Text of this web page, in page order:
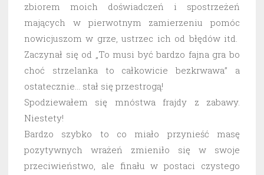
zbiorem moich doświadczeń i spostrzeżeń
mających w pierwotnym zamierzeniu pomóc
nowicjuszom w grze, ustrzec ich od błędów itd.
Zaczynał się od „To musi być bardzo fajna gra bo
choć strzelanka to całkowicie bezkrwawa” a
ostatecznie… stał się przestrogą!
Spodziewałem się mnóstwa frajdy z zabawy.
Niestety!
Bardzo szybko to co miało przynieść masę
pozytywnych wrażeń zmieniło się w swoje
przeciwieństwo, ale finału w postaci czystego